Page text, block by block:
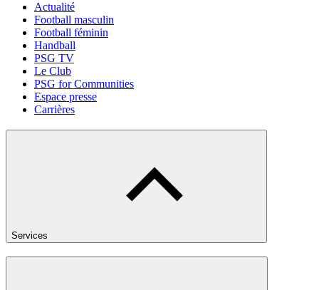
Actualité
Football masculin
Football féminin
Handball
PSG TV
Le Club
PSG for Communities
Espace presse
Carrières
Services